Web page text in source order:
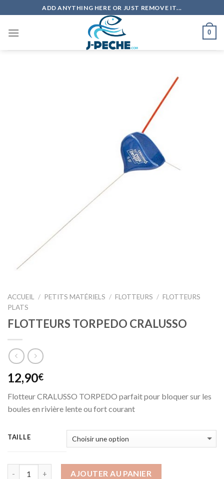
to
content
ADD ANYTHING HERE OR JUST REMOVE IT...
0
ACCUEIL / PETITS MATÉRIELS / FLOTTEURS / FLOTTEURS
PLATS
FLOTTEURS TORPEDO CRALUSSO
12,90€
Flotteur CRALUSSO TORPEDO parfait pour bloquer sur les
boules en rivière lente ou fort courant
TAILLE
AJOUTER AU PANIER